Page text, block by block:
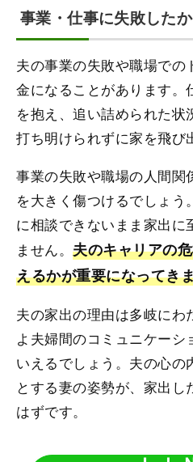
事業・仕事に失敗した
夫の事業の失敗や職場での
金になることがあります。
を抱え、追い詰められた状
打ち明けられずに家を飛び
事業の失敗や職場の人間関
を大きく傷つけるでしょ
に相談できないまま家出
ません。夫のキャリアの
えるかが重要になってき
夫の家出の理由は多岐に
よ夫婦間のコミュニケーシ
いえるでしょう。夫の心の
とする妻の姿勢が、家出し
はずです。